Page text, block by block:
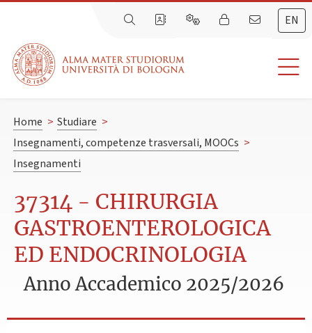
EN
Home > Studiare >
Insegnamenti, competenze trasversali, MOOCs >
Insegnamenti
37314 - CHIRURGIA
GASTROENTEROLOGICA
ED ENDOCRINOLOGIA
Anno Accademico 2025/2026